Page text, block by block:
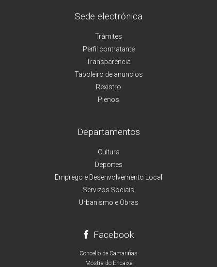
Sede electrónica
Trámites
Perfil contratante
Transparencia
Taboleiro de anuncios
Rexistro
Plenos
Departamentos
Cultura
Deportes
Emprego e Desenvolvemento Local
Servizos Sociais
Urbanismo e Obras
Facebook
Concello de Camariñas
Mostra do Encaixe